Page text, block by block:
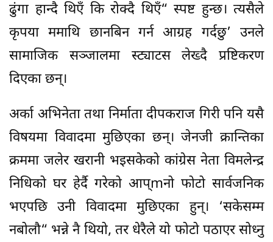
ढुंगा हान्दै थिएँ कि रोक्दै थिएँ“ स्पष्ट हुन्छ। त्यसैले
कृपया ममाथि छानबिन गर्न आग्रह गर्दछु’ उनले
सामाजिक सञ्जालमा स्ट्याटस लेख्दै प्रष्टिकरण
दिएका छन्।
अर्का अभिनेता तथा निर्माता दीपकराज गिरी पनि यसै
विषयमा विवादमा मुछिएका छन्। जेनजी क्रान्तिका
क्रममा जलेर खरानी भइसकेको कांग्रेस नेता विमलेन्द्र
निधिको घर हेर्दै गरेको आप्mनो फोटो सार्वजनिक
भएपछि उनी विवादमा मुछिएका हुन्। ‘सकेसम्म
नबोलौ“ भन्ने नै थियो, तर धेरैले यो फोटो पठाएर सोध्नु